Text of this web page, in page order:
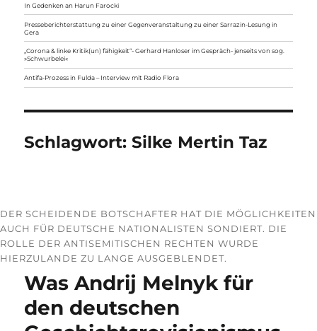
In Gedenken an Harun Farocki
Presseberichterstattung zu einer Gegenveranstaltung zu einer Sarrazin-Lesung in
Gera
„Corona & linke Kritik(un) fähigkeit“- Gerhard Hanloser im Gespräch- jenseits von sog.
»Schwurbelei«
Antifa-Prozess in Fulda – Interview mit Radio Flora
Schlagwort:Silke Mertin Taz
DER SCHEIDENDE BOTSCHAFTER HAT DIE MÖGLICHKEITEN
AUCH FÜR DEUTSCHE NATIONALISTEN SONDIERT. DIE
ROLLE DER ANTISEMITISCHEN RECHTEN WURDE
HIERZULANDE ZU LANGE AUSGEBLENDET.
Was Andrij Melnyk für
den deutschen